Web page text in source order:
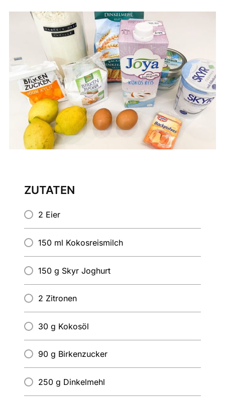
ZUTATEN
2 Eier
150 ml Kokosreismilch
150 g Skyr Joghurt
2 Zitronen
30 g Kokosöl
90 g Birkenzucker
250 g Dinkelmehl